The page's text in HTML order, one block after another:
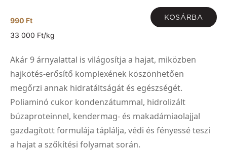
990 Ft KOSÁRBA
33 000 Ft/kg
Akár 9 árnyalattal is világosítja a hajat, miközben
hajkötés-erősítő komplexének köszönhetően
megőrzi annak hidratáltságát és egészségét.
Poliaminó cukor kondenzátummal, hidrolizált
búzaproteinnel, kendermag- és makadámiaolajjal
gazdagított formulája táplálja, védi és fényessé teszi
a hajat a szőkítési folyamat során.